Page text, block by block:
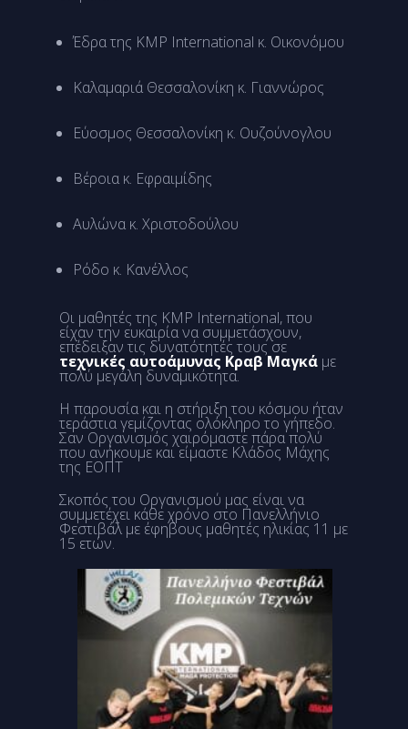
Έδρα της KMP International κ. Οικονόμου
Καλαμαριά Θεσσαλονίκη κ. Γιαννώρος
Εύοσμος Θεσσαλονίκη κ. Ουζούνογλου
Βέροια κ. Εφραιμίδης
Αυλώνα κ. Χριστοδούλου
Ρόδο κ. Κανέλλος
Οι μαθητές της KMP International, που
είχαν την ευκαιρία να συμμετάσχουν,
επέδειξαν τις δυνατότητές τους σε
τεχνικές αυτοάμυνας Κραβ Μαγκά με
πολύ μεγάλη δυναμικότητα.
Η παρουσία και η στήριξη του κόσμου ήταν
τεράστια γεμίζοντας ολόκληρο το γήπεδο.
Σαν Οργανισμός χαιρόμαστε πάρα πολύ
που ανήκουμε και είμαστε Κλάδος Μάχης
της ΕΟΠΤ
Σκοπός του Οργανισμού μας είναι να
συμμετέχει κάθε χρόνο στο Πανελλήνιο
Φεστιβάλ με έφηβους μαθητές ηλικίας 11 με
15 ετών.